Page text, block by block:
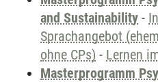
and Sustainability -
Sprachangebot
ohne CPs) - Lernen
Masterprogramm